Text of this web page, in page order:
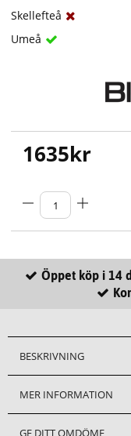
Skellefteå
Umeå
1635kr
Öppet köp i 14
BESKRIVNING
MER INFORMATION
GE DITT OMDÖME